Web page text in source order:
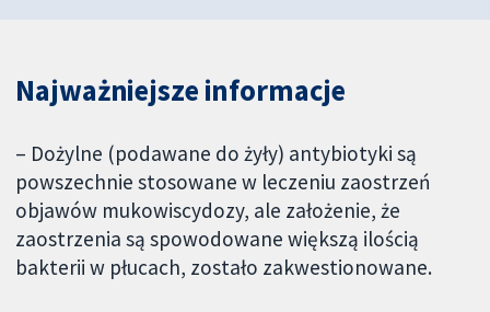
Najważniejsze informacje
– Dożylne (podawane do żyły) antybiotyki są
powszechnie stosowane w leczeniu zaostrzeń
objawów mukowiscydozy, ale założenie, że
zaostrzenia są spowodowane większą ilością
bakterii w płucach, zostało zakwestionowane.